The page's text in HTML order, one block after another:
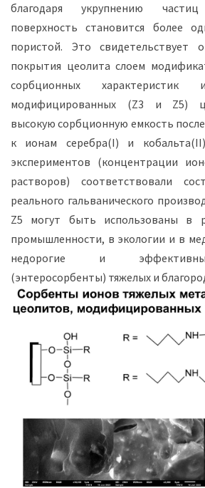
благодаря укрупнению
поверхность становится более
пористой. Это свидетельствует
покрытия цеолита слоем
сорбционных
модифицированных (Z3 и Z5)
высокую сорбционную емкость
к ионам серебра(I) и
экспериментов (концентрации
растворов) соответствовали
реального гальванического
Z5 могут быть использованы в
промышленности, в экологии и в
недорогие и
(энтеросорбенты) тяжелых и